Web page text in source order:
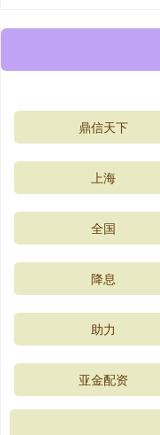
鼎信天下
上海
全国
降息
助力
亚金配资